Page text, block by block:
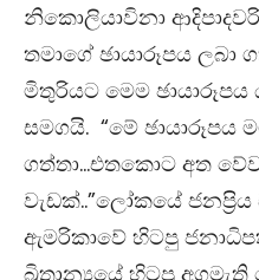
නිකොලියාවිනා
තමාගේ ඡායාරූපය ලබා
මිතුරියට මෙම
සමගයි. “මේ ඡායාරූපය
ගත්තා…එතකොට අත
වැඩක්..”ලෝකයේ
ඇමරිකාවේ හිටපු
බ්‍රිතාන්‍යයේ හිටපු